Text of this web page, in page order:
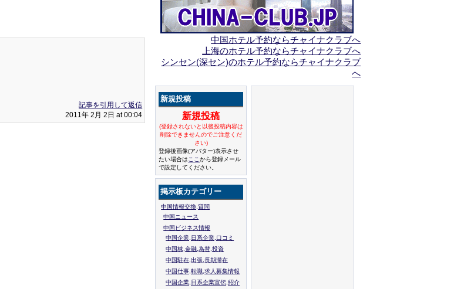
記事を引用して返信
2011年 2月 2日 at 00:04
中国ホテル予約ならチャイナクラブへ
上海のホテル予約ならチャイナクラブへ
シンセン(深セン)のホテル予約ならチャイナクラブ
へ
新規投稿
新規投稿
(登録されないと以後投稿内容は
削除できませんのでご注意くだ
さい)
登録後画像(アバター)表示させ
たい場合は ここから登録メール
で設定してください。
掲示板カテゴリー
中国情報交換,質問
中国ニュース
中国ビジネス情報
中国企業,日系企業,口コミ
中国株,金融,為替,投資
中国駐在,出張,長期滞在
中国仕事,転職,求人募集情報
中国企業,日系企業宣伝,紹介